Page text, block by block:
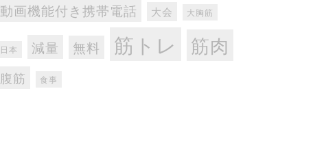
動画機能付き携帯電話 大会 大胸筋
日本 減量 無料 筋トレ 筋肉
腹筋 食事